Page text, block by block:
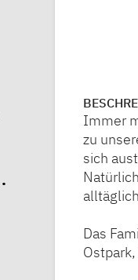
•
Immer
zu
sich
Das